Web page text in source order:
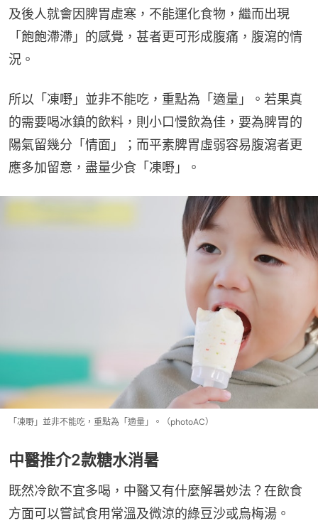
及後人就會因脾胃虛寒，不能運化食物，繼而出現
「飽飽滯滯」的感覺，甚者更可形成腹痛，腹瀉的情
況。
所以「凍嘢」並非不能吃，重點為「適量」。若果真
的需要喝冰鎮的飲料，則小口慢飲為佳，要為脾胃的
陽氣留幾分「情面」；而平素脾胃虛弱容易腹瀉者更
應多加留意，盡量少食「凍嘢」。
「凍嘢」並非不能吃，重點為「適量」。（photoAC）
中醫推介2款糖水消暑
既然冷飲不宜多喝，中醫又有什麼解暑妙法？在飲食
方面可以嘗試食用常溫及微涼的綠豆沙或烏梅湯。